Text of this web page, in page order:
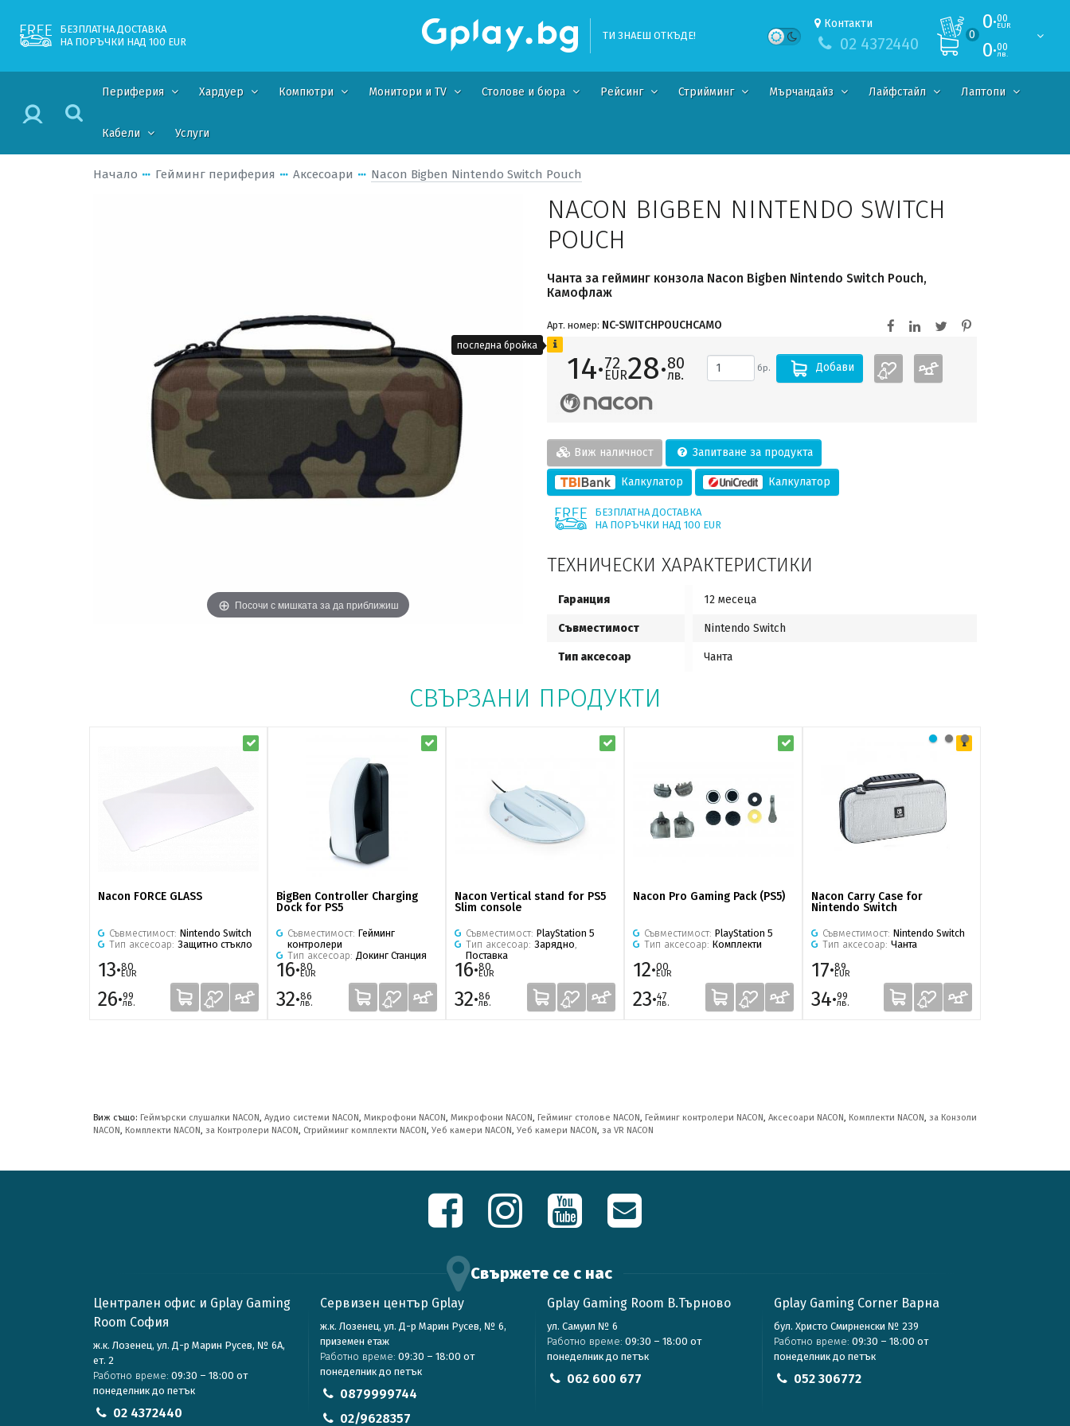
БЕЗПЛАТНА ДОСТАВКА
НА ПОРЪЧКИ НАД 100 EUR
ТИ ЗНАЕШ ОТКЪДЕ!
Контакти
02 4372440 0
0·00
EUR
0·00
лв.
Периферия Хардуер Компютри Монитори и TV Столове и бюра Рейсинг Стрийминг Мърчандайз Лайфстайл Лаптопи
Кабели Услуги
Начало Гейминг периферия Аксесоари Nacon Bigben Nintendo Switch Pouch
Посочи с мишката за да приближиш
NACON BIGBEN NINTENDO SWITCH
POUCH
Чанта за гейминг конзола Nacon Bigben Nintendo Switch Pouch,
Камофлаж
Арт. номер: NC-SWITCHPOUCHCAMO
14·72
EUR28·80
лв. бр. Добави
Виж наличност Запитване за продукта
Калкулатор Калкулатор
БЕЗПЛАТНА ДОСТАВКА
НА ПОРЪЧКИ НАД 100 EUR
ТЕХНИЧЕСКИ ХАРАКТЕРИСТИКИ
Гаранция 12 месеца
Съвместимост Nintendo Switch
Тип аксесоар Чанта
СВЪРЗАНИ ПРОДУКТИ
Nacon FORCE GLASS
Съвместимост: Nintendo Switch
Тип аксесоар: Защитно стъкло
13·80
EUR
26·99
лв.
BigBen Controller Charging
Dock for PS5
Съвместимост: Гейминг
контролери
Тип аксесоар: Докинг Станция
16·80
EUR
32·86
лв.
Nacon Vertical stand for PS5
Slim console
Съвместимост: PlayStation 5
Тип аксесоар: Зарядно
Поставка
16·80
EUR
32·86
лв.
Nacon Pro Gaming Pack (PS5)
Съвместимост: PlayStation 5
Тип аксесоар: Комплекти
12·00
EUR
23·47
лв.
Nacon Carry Case for
Nintendo Switch
Съвместимост: Nintendo Switch
Тип аксесоар: Чанта
17·89
EUR
34·99
лв.
Виж също: Геймърски слушалки NACON, Аудио системи NACON, Микрофони NACON, Микрофони NACON, Гейминг столове NACON, Гейминг контролери NACON, Аксесоари NACON, Комплекти NACON, за Конзоли
NACON, Комплекти NACON, за Контролери NACON, Стрийминг комплекти NACON, Уеб камери NACON, Уеб камери NACON, за VR NACON
Свържете се с нас
Централен офис и Gplay Gaming
Room София
ж.к. Лозенец, ул. Д-р Марин Русев, № 6А,
ет. 2
Работно време: 09:30 – 18:00 от
понеделник до петък
02 4372440
Сервизен център Gplay
ж.к. Лозенец, ул. Д-р Марин Русев, № 6,
приземен етаж
Работно време: 09:30 – 18:00 от
понеделник до петък
0879999744
02/9628357
Gplay Gaming Room В.Търново
ул. Самуил № 6
Работно време: 09:30 – 18:00 от
понеделник до петък
062 600 677
Gplay Gaming Corner Варна
бул. Христо Смирненски № 239
Работно време: 09:30 – 18:00 от
понеделник до петък
052 306772
последна бройка